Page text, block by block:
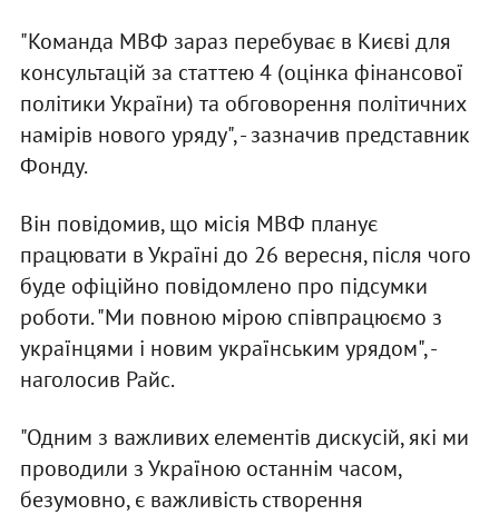
"Команда МВФ зараз перебуває в Києві для
консультацій за статтею 4 (оцінка фінансової
політики України) та обговорення політичних
намірів нового уряду", - зазначив представник
Фонду.
Він повідомив, що місія МВФ планує
працювати в Україні до 26 вересня, після чого
буде офіційно повідомлено про підсумки
роботи. "Ми повною мірою співпрацюємо з
українцями і новим українським урядом", -
наголосив Райс.
"Одним з важливих елементів дискусій, які ми
проводили з Україною останнім часом,
безумовно, є важливість створення